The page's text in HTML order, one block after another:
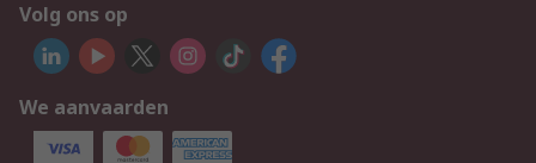
Volg ons op
We aanvaarden